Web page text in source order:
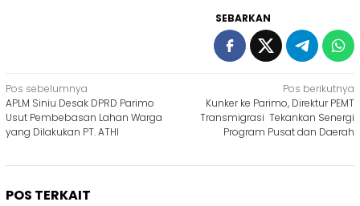
SEBARKAN
Navigasi
pos
Pos sebelumnya
APLM Siniu Desak DPRD Parimo
Usut Pembebasan Lahan Warga
yang Dilakukan PT. ATHI
Pos berikutnya
Kunker ke Parimo, Direktur PEMT
Transmigrasi Tekankan Senergi
Program Pusat dan Daerah
POS TERKAIT